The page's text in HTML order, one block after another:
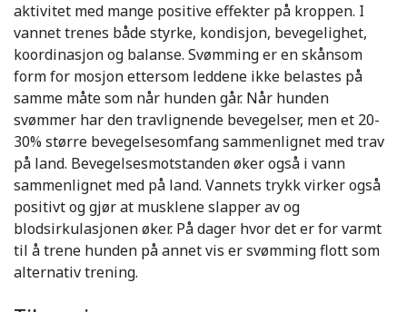
aktivitet med mange positive effekter på kroppen. I
vannet trenes både styrke, kondisjon, bevegelighet,
koordinasjon og balanse. Svømming er en skånsom
form for mosjon ettersom leddene ikke belastes på
samme måte som når hunden går. Når hunden
svømmer har den travlignende bevegelser, men et 20-
30% større bevegelsesomfang sammenlignet med trav
på land. Bevegelsesmotstanden øker også i vann
sammenlignet med på land. Vannets trykk virker også
positivt og gjør at musklene slapper av og
blodsirkulasjonen øker. På dager hvor det er for varmt
til å trene hunden på annet vis er svømming flott som
alternativ trening.